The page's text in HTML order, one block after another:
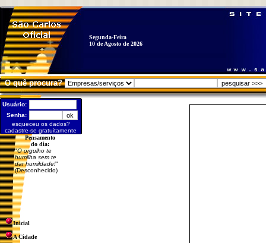
Segunda-Feira
10 de Agosto de 2026
O quê procura?
Usuário:
Senha:
esqueceu os dados?
cadastre-se gratuitamente
Pensamento
do dia:
"O orgulho te
humilha sem te
dar humildade!"
(Desconhecido)
Inicial
A Cidade